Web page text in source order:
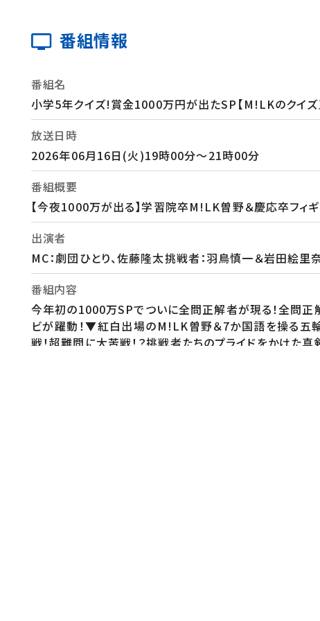
番組情報
番組名
小学5年クイズ!賞金1000万円が出たSP【M!LKのクイズ
放送日時
2026年06月16日(火)19時00分～21時00分
番組概要
【今夜1000万が出る】学習院卒M!LK曽野＆慶応卒フ
出演者
MC：劇団ひとり、佐藤隆太挑戦者：羽鳥慎一＆岩田絵里
番組内容
今年初の1000万SPでついに全問正解者が現る！全問正
ビが躍動！▼紅白出場のM!LK曽野＆7か国語を操る五
戦！超難問に大苦戦！？挑戦者たちのプライドをかけた真